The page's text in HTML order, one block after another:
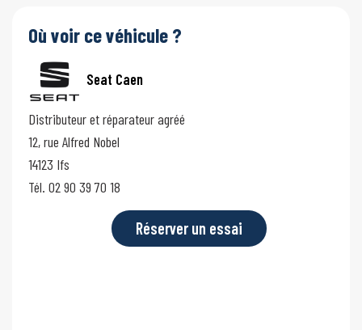
Où voir ce véhicule ?
Seat Caen
Distributeur et réparateur agréé
12, rue Alfred Nobel
14123 Ifs
Tél. 02 90 39 70 18
Réserver un essai